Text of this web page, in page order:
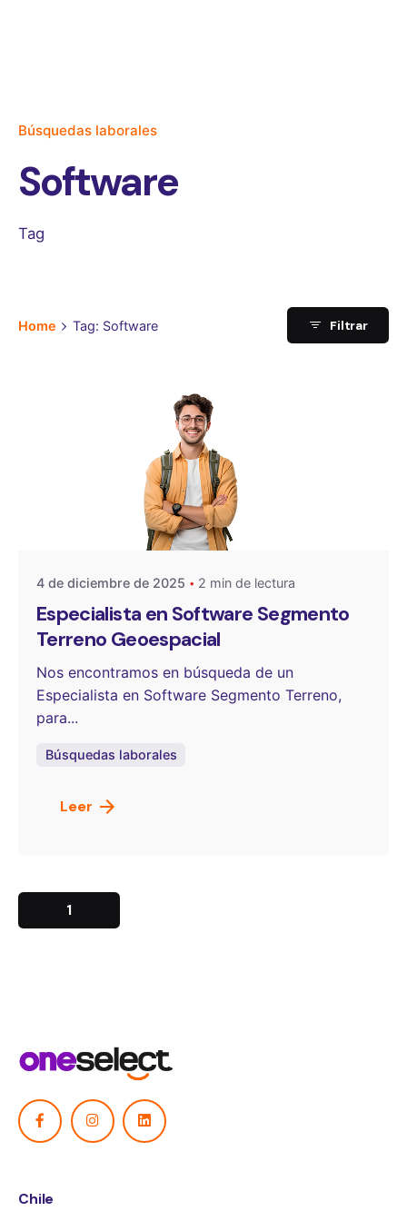
Búsquedas laborales
Software
Tag
Home Tag: Software Filtrar
Publicado por
OneSelect
4 de diciembre de 2025 2 min de lectura
Especialista en Software Segmento
Terreno Geoespacial
Nos encontramos en búsqueda de un
Especialista en Software Segmento Terreno,
para...
Búsquedas laborales
Leer
1
Chile